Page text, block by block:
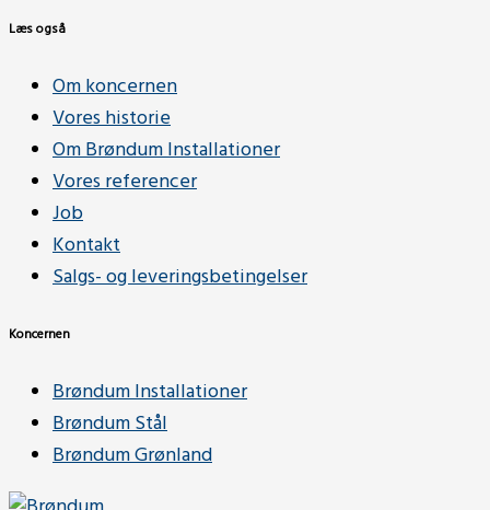
Læs også
Om koncernen
Vores historie
Om Brøndum Installationer
Vores referencer
Job
Kontakt
Salgs- og leveringsbetingelser
Koncernen
Brøndum Installationer
Brøndum Stål
Brøndum Grønland